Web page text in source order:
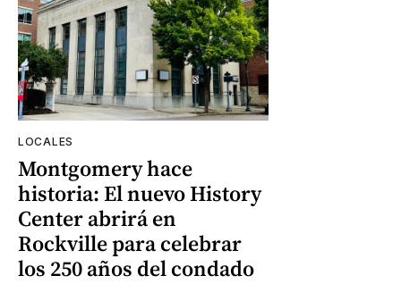
LOCALES
Montgomery hace
historia: El nuevo History
Center abrirá en
Rockville para celebrar
los 250 años del condado